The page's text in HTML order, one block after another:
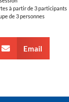
à partir de 3 participants
de 3 personnes
Email